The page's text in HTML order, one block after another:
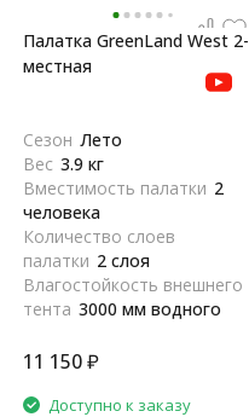
Палатка GreenLand West 2-
местная
Сезон Лето
Вес 3.9 кг
Вместимость палатки 2
человека
Количество слоев
палатки 2 слоя
Влагостойкость внешнего
тента 3000 мм водного
Каркас Фиберглас
11 150₽
Доступно к заказу